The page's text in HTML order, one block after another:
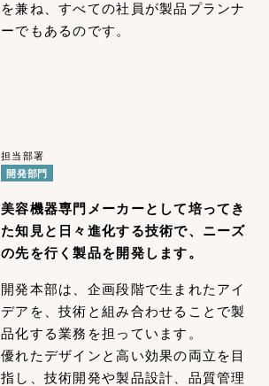
を兼ね、すべての社員が製品プランナ
ーでもあるのです。
担当部署
開発部門
美容機器専門メーカーとして培ってき
た知見と日々進化する技術で、ニーズ
の先を行く製品を開発します。
開発本部は、企画段階で生まれたアイ
デアを、技術と組み合わせることで製
品化する業務を担っています。
優れたデザインと高い効果の両立を目
指し、技術開発や製品設計、品質管理